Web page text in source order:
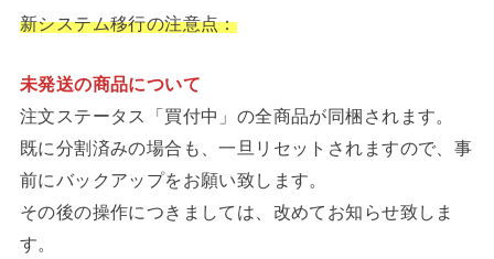
新システム移行の注意点：
未発送の商品について
注文ステータス「買付中」の全商品が同梱されます。
既に分割済みの場合も、一旦リセットされますので、事
前にバックアップをお願い致します。
その後の操作につきましては、改めてお知らせ致しま
す。